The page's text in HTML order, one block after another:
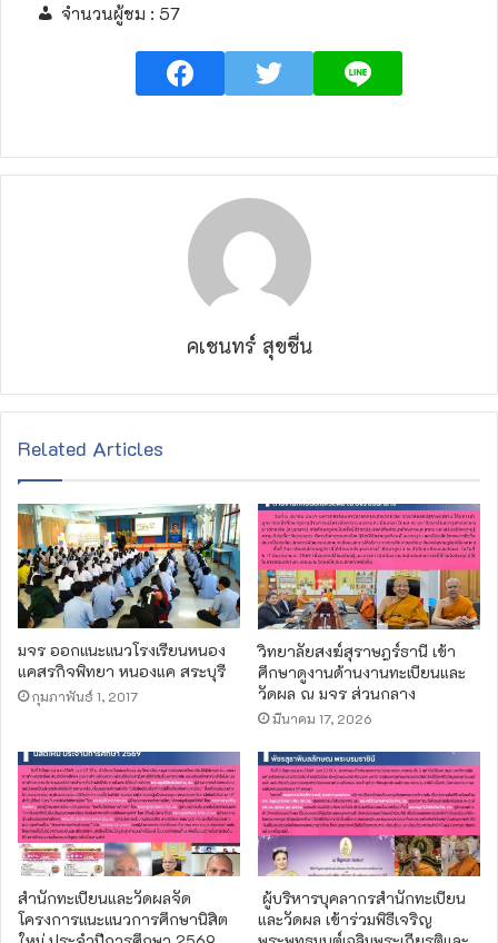
จำนวนผู้ชม : 57
คเชนทร์ สุขชื่น
Related Articles
มจร ออกแนะแนวโรงเรียนหนอง
แคสรกิจพิทยา หนองแค สระบุรี
กุมภาพันธ์ 1, 2017
วิทยาลัยสงฆ์สุราษฎร์ธานี เข้า
ศึกษาดูงานด้านงานทะเบียนและ
วัดผล ณ มจร ส่วนกลาง
มีนาคม 17, 2026
สำนักทะเบียนและวัดผลจัด
โครงการแนะแนวการศึกษานิสิต
ผู้บริหารบุคลากรสำนักทะเบียน
และวัดผล เข้าร่วมพิธีเจริญ